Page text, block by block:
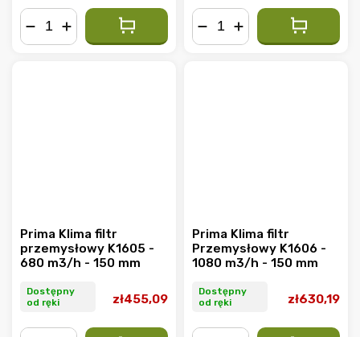
Prima Klima filtr
przemysłowy K1605 -
680 m3/h - 150 mm
Dostępny
od ręki
zł455,09
Prima Klima filtr
Przemysłowy K1606 -
1080 m3/h - 150 mm
Dostępny
od ręki
zł630,19